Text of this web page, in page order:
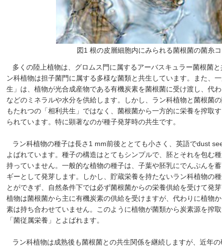
図1 根の皮層細胞内にみられる菌根菌の菌糸
多くの陸上植物は、グロムス門に属するアーバスキュラー菌根菌
ン科植物は担子菌門に属する多様な菌類と共生しています。また、
生」は、植物が光合成産物である有機炭素を菌根菌に受け渡し、代
などのミネラルや水分を供給します。しかし、ラン科植物と菌根菌
もたれつの「相利共生」ではなく、菌根菌から一方的に栄養を搾取
られています。特に顕著なのが種子発芽時の共生です。
ラン科植物の種子は長さ1 mm前後ととても小さく、英語でdust
よばれています。種子の構造はとてもシンプルで、胚とそれを包む
持っていません。一般的な植物の種子は、子葉や胚乳にでんぷんを
ギーとして発芽します。しかし、貯蔵栄養を持たないラン科植物の
とができず、自然条件下では必ず菌根菌からの栄養供給を受けて発
植物は菌根菌から主に有機炭素の供給を受けますが、代わりに植物
素は持ち合わせていません。このように植物が菌類から炭素源を搾
「菌従属栄養」とよばれます。
ラン科植物は成熟後も菌根菌との共生関係を継続しますが、近年